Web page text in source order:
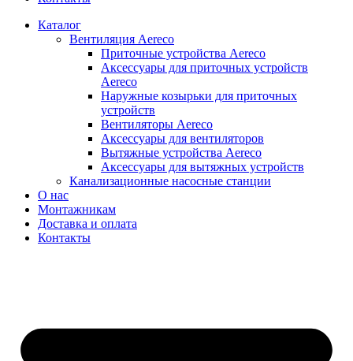
Каталог
Вентиляция Aereco
Приточные устройства Aereco
Аксессуары для приточных устройств
Aereco
Наружные козырьки для приточных
устройств
Вентиляторы Aereco
Аксессуары для вентиляторов
Вытяжные устройства Aereco
Аксессуары для вытяжных устройств
Канализационные насосные станции
О нас
Монтажникам
Доставка и оплата
Контакты